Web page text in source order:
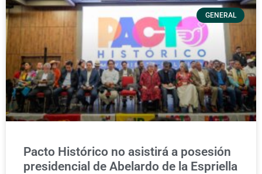
GENERAL
Pacto Histórico no asistirá a posesión
presidencial de Abelardo de la Espriella